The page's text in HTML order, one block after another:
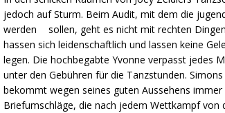
jedoch auf Sturm. Beim Audit, mit dem die
werden
sollen, geht es nicht mit rechten
hassen sich leidenschaftlich und lassen keine
legen. Die hochbegabte Yvonne verpasst jedes
unter den Gebühren für die Tanzstunden.
bekommt wegen seines guten Aussehens
Briefumschläge, die nach jedem Wettkampf von